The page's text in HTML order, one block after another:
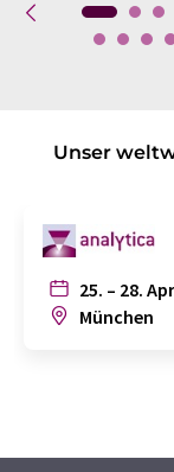
Unser
25. – 28.
München